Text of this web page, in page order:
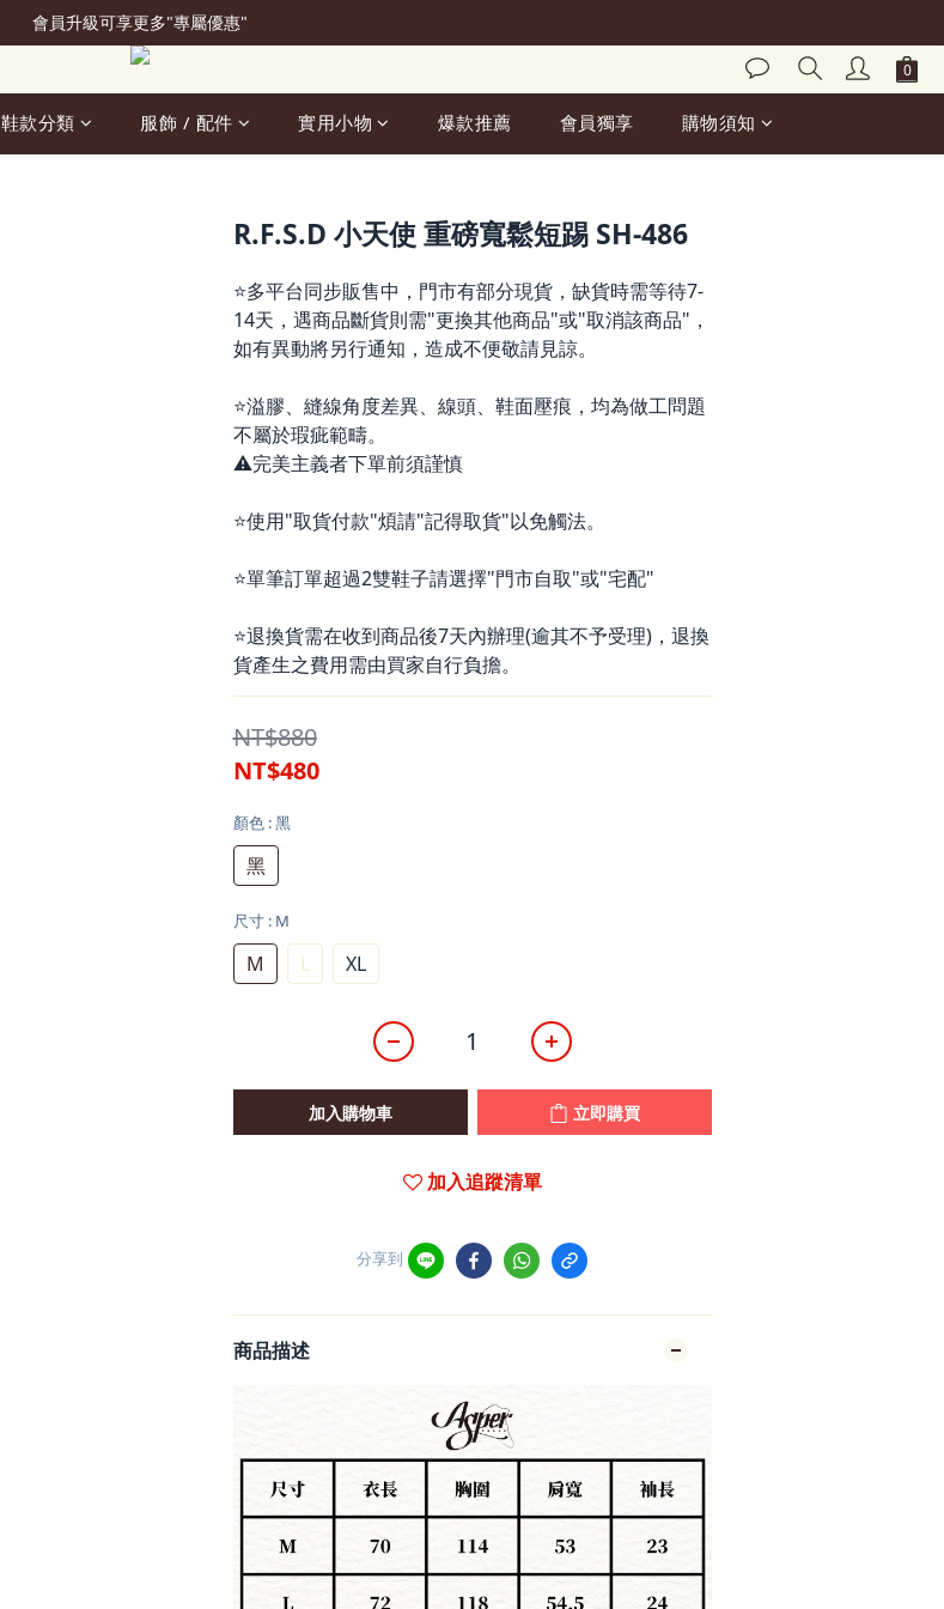
加入會員立即贈50元購物金
會員升級可享更多"專屬優惠"
加入會員立即贈50元購物金
鞋款分類 服飾 / 配件 實用小物 爆款推薦 會員獨享 購物須知
R.F.S.D 小天使 重磅寬鬆短踢 SH-486
⭐多平台同步販售中，門市有部分現貨，缺貨時需等待7-
14天，遇商品斷貨則需"更換其他商品"或"取消該商品"，
如有異動將另行通知，造成不便敬請見諒。
⭐溢膠、縫線角度差異、線頭、鞋面壓痕，均為做工問題
不屬於瑕疵範疇。
⚠️完美主義者下單前須謹慎
⭐使用"取貨付款"煩請"記得取貨"以免觸法。
⭐單筆訂單超過2雙鞋子請選擇"門市自取"或"宅配"
⭐退換貨需在收到商品後7天內辦理(逾其不予受理)，退換
貨產生之費用需由買家自行負擔。
NT$880
NT$480
顏色 : 黑
黑
尺寸 : M
M L XL
加入購物車 立即購買
加入追蹤清單
分享到
商品描述